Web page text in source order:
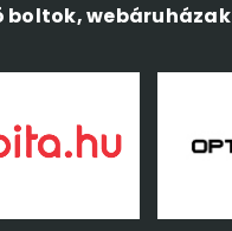
boltok, webáruházak